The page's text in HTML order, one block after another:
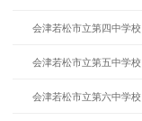
会津若松市立第四中学校
会津若松市立第五中学校
会津若松市立第六中学校